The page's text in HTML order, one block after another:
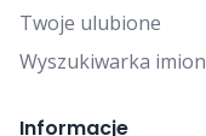
Twoje ulubione
Wyszukiwarka imion
Informacje